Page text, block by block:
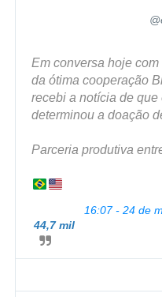
✔
Em conversa hoje
da ótima cooperação
recebi a notícia de que
determinou a doação
Parceria produtiva
44,7 mil
16:07 - 24 de